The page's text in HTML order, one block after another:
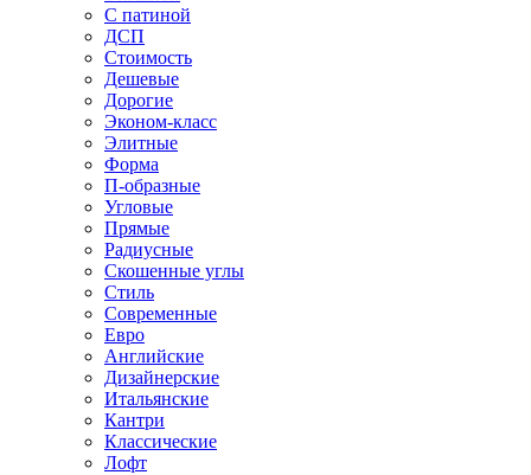
С патиной
ДСП
Стоимость
Дешевые
Дорогие
Эконом-класс
Элитные
Форма
П-образные
Угловые
Прямые
Радиусные
Скошенные углы
Стиль
Современные
Евро
Английские
Дизайнерские
Итальянские
Кантри
Классические
Лофт